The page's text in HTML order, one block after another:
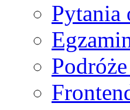
Pytania